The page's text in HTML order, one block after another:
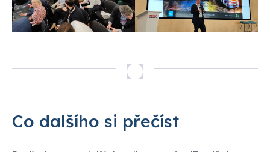
Co dalšího si přečíst